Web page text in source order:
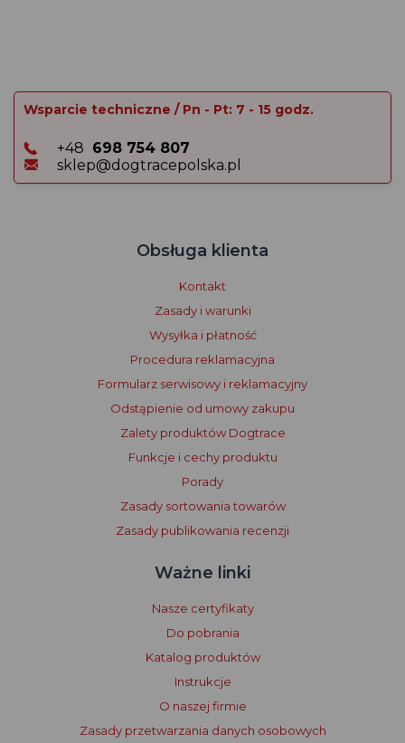
Wsparcie techniczne / Pn - Pt: 7 - 15 godz.
+48 698 754 807
sklep@dogtracepolska.pl
Obsługa klienta
Kontakt
Zasady i warunki
Wysyłka i płatność
Procedura reklamacyjna
Formularz serwisowy i reklamacyjny
Odstąpienie od umowy zakupu
Zalety produktów Dogtrace
Funkcje i cechy produktu
Porady
Zasady sortowania towarów
Zasady publikowania recenzji
Ważne linki
Nasze certyfikaty
Do pobrania
Katalog produktów
Instrukcje
O naszej firmie
Zasady przetwarzania danych osobowych